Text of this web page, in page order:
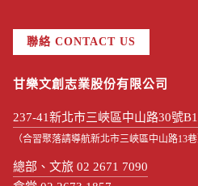
聯絡 CONTACT US
甘樂文創志業股份有限公司
237-41新北市三峽區中山路30號
（合習聚落請導航新北市三峽區中山路13巷
總部、文旅 02 2671 7090